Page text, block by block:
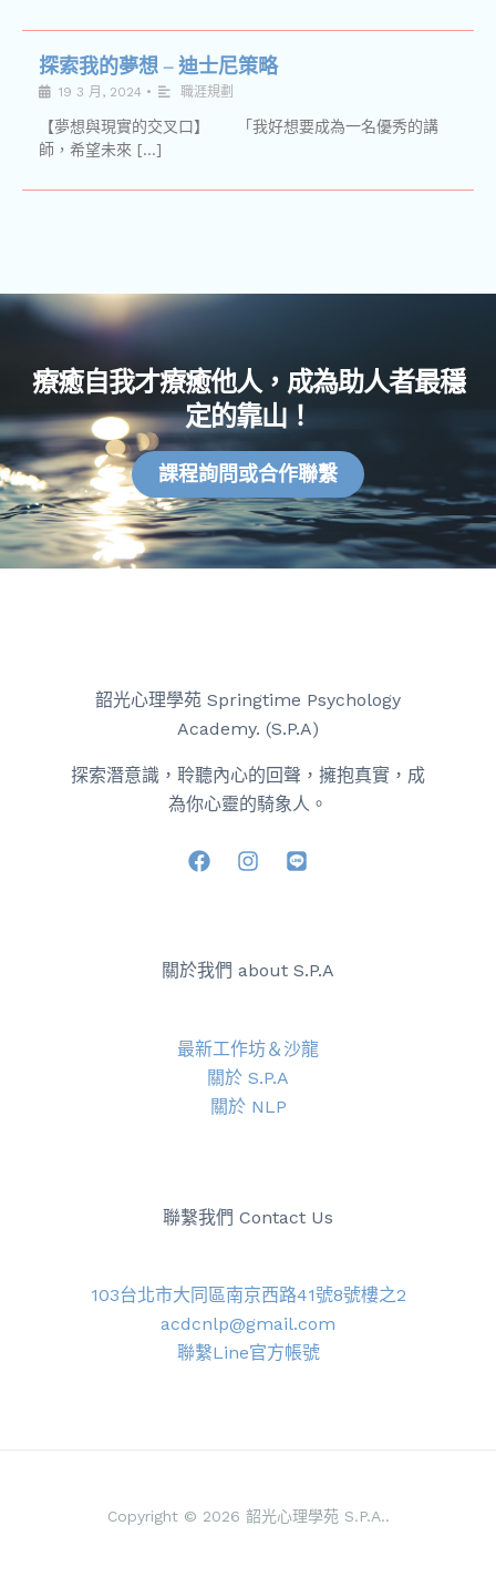
探索我的夢想 – 迪士尼策略
19 3 月, 2024 • 職涯規劃
【夢想與現實的交叉口】 「我好想要成為一名優秀的講
師，希望未來 […]
療癒自我才療癒他人，成為助人者最穩
定的靠山！
課程詢問或合作聯繫
韶光心理學苑 Springtime Psychology
Academy. (S.P.A)
探索潛意識，聆聽內心的回聲，擁抱真實，成
為你心靈的騎象人。
關於我們 about S.P.A
最新工作坊＆沙龍
關於 S.P.A
關於 NLP
聯繫我們 Contact Us
103台北市大同區南京西路41號8號樓之2
acdcnlp@gmail.com
聯繫Line官方帳號
Copyright © 2026 韶光心理學苑 S.P.A..